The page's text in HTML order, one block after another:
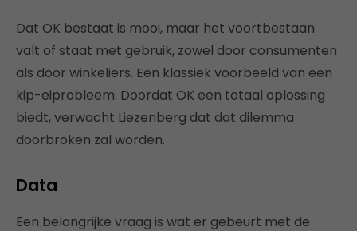
Dat OK bestaat is mooi, maar het voortbestaan
valt of staat met gebruik, zowel door consumenten
als door winkeliers. Een klassiek voorbeeld van een
kip-eiprobleem. Doordat OK een totaal oplossing
biedt, verwacht Liezenberg dat dat dilemma
doorbroken zal worden.
Data
Een belangrijke vraag is wat er gebeurt met de